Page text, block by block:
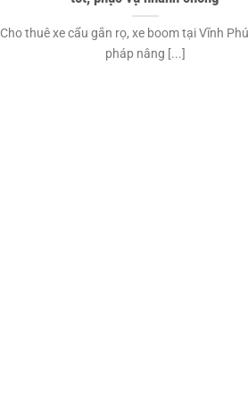
Cho thuê xe cẩu gắn rọ, xe boom tại Vĩnh
pháp nâng [...]